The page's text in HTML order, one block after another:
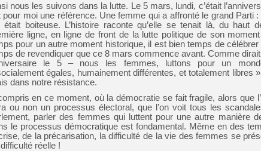
nous les suivons dans la lutte. Le 5 mars, lundi, c’était
pour moi une référence. Une femme qui a affronté le grand Parti
était boiteuse. L’histoire raconte qu’elle se tenait là, du haut
ligne, en ligne de front de la lutte politique de son moment
pour un autre moment historique, il est bien temps de
de revendiquer que ce 8 mars commence avant. Comme
le 5 – nous les femmes, luttons pour un
égales, humainement différentes, et totalement libres
dans notre résistance.
en ce moment, où la démocratie se fait fragile, alors que
ou non un processus électoral, que l’on voit tous les
parler des femmes qui luttent pour une autre manière
le processus démocratique est fondamental. Même en des
de la précarisation, la difficulté de la vie des femmes se
réelle !